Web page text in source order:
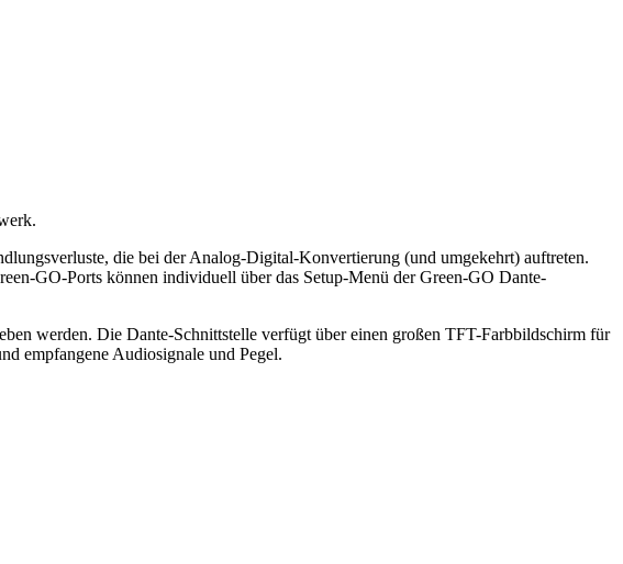
die bei der Analog-Digital-Konvertierung (und umgekehrt) auftreten.
GO-Ports können individuell über das Setup-Menü der Green-GO Dante-
werden. Die Dante-Schnittstelle verfügt über einen großen TFT-Farbbildschirm für
empfangene Audiosignale und Pegel.